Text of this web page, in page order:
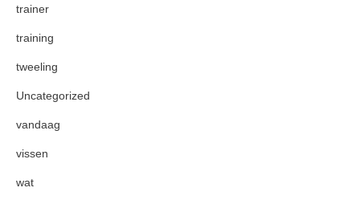
trainer
training
tweeling
Uncategorized
vandaag
vissen
wat